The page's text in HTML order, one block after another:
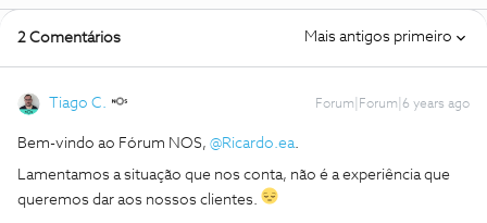
2 Comentários Mais antigos primeiro
Tiago C. Forum|Forum|6 years ago
Bem-vindo ao Fórum NOS, @Ricardo.ea.
Lamentamos a situação que nos conta, não é a experiência que
queremos dar aos nossos clientes.